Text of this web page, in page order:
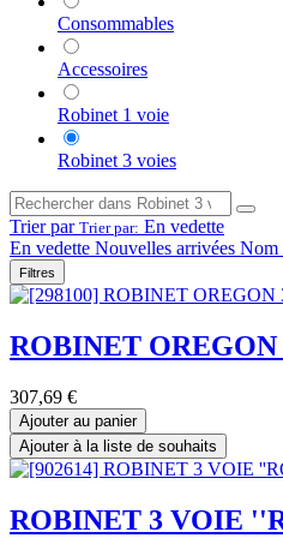
Consommables
Accessoires
Robinet 1 voie
Robinet 3 voies
Trier par Trier par: En vedette
En vedette Nouvelles arrivées
Filtres
ROBINET
307,69 €
Ajouter au panier
Ajouter à la liste de souhaits
ROBINET 3 VOIE